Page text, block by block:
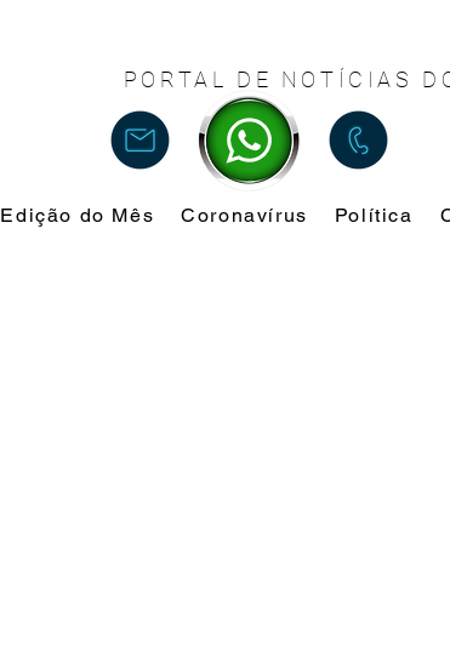
PORTAL DE NOTÍCIAS
Edição do Mês Coronavírus Política